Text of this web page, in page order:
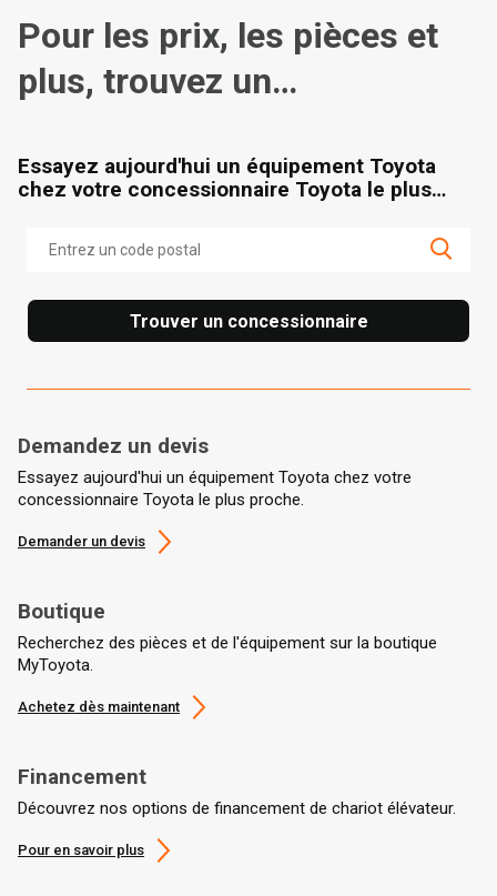
Pour les prix, les pièces et
plus, trouvez un
Essayez aujourd'hui un équipement Toyota
chez votre concessionnaire Toyota le plus
Trouver un concessionnaire
Demandez un devis
Essayez aujourd'hui un équipement Toyota chez votre
concessionnaire Toyota le plus proche.
Demander un devis
Boutique
Recherchez des pièces et de l'équipement sur la boutique
MyToyota.
Achetez dès maintenant
Financement
Découvrez nos options de financement de chariot élévateur.
Pour en savoir plus